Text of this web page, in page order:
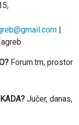
|
Forum.tm, prostor
KADA?Jučer, danas,